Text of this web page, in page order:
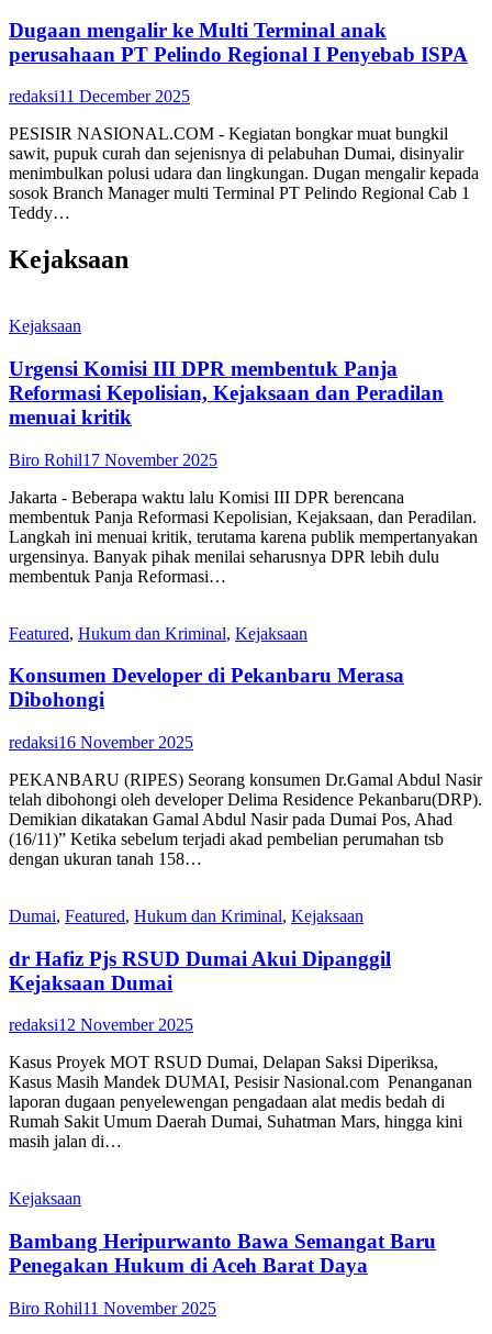
Dugaan mengalir ke Multi Terminal anak
perusahaan PT Pelindo Regional I Penyebab ISPA
redaksi11 December 2025
PESISIR NASIONAL.COM - Kegiatan bongkar muat bungkil
sawit, pupuk curah dan sejenisnya di pelabuhan Dumai, disinyalir
menimbulkan polusi udara dan lingkungan. Dugan mengalir kepada
sosok Branch Manager multi Terminal PT Pelindo Regional Cab 1
Teddy…
Kejaksaan
Kejaksaan
Urgensi Komisi III DPR membentuk Panja
Reformasi Kepolisian, Kejaksaan dan Peradilan
menuai kritik
Biro Rohil17 November 2025
Jakarta - Beberapa waktu lalu Komisi III DPR berencana
membentuk Panja Reformasi Kepolisian, Kejaksaan, dan Peradilan.
Langkah ini menuai kritik, terutama karena publik mempertanyakan
urgensinya. Banyak pihak menilai seharusnya DPR lebih dulu
membentuk Panja Reformasi…
Featured, Hukum dan Kriminal, Kejaksaan
Konsumen Developer di Pekanbaru Merasa
Dibohongi
redaksi16 November 2025
PEKANBARU (RIPES) Seorang konsumen Dr.Gamal Abdul Nasir
telah dibohongi oleh developer Delima Residence Pekanbaru(DRP).
Demikian dikatakan Gamal Abdul Nasir pada Dumai Pos, Ahad
(16/11)” Ketika sebelum terjadi akad pembelian perumahan tsb
dengan ukuran tanah 158…
Dumai, Featured, Hukum dan Kriminal, Kejaksaan
dr Hafiz Pjs RSUD Dumai Akui Dipanggil
Kejaksaan Dumai
redaksi12 November 2025
Kasus Proyek MOT RSUD Dumai, Delapan Saksi Diperiksa,
Kasus Masih Mandek DUMAI, Pesisir Nasional.com Penanganan
laporan dugaan penyelewengan pengadaan alat medis bedah di
Rumah Sakit Umum Daerah Dumai, Suhatman Mars, hingga kini
masih jalan di…
Kejaksaan
Bambang Heripurwanto Bawa Semangat Baru
Penegakan Hukum di Aceh Barat Daya
Biro Rohil11 November 2025